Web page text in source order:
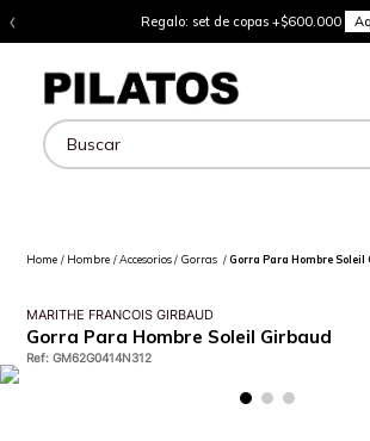
‹ Regalo: set de copas +$600.000
Buscar
Hombre Accesorios Gorras Gorra Para Hombre Soleil
MARITHE FRANCOIS GIRBAUD
Gorra Para Hombre Soleil Girbaud
Ref:GM62G0414N312